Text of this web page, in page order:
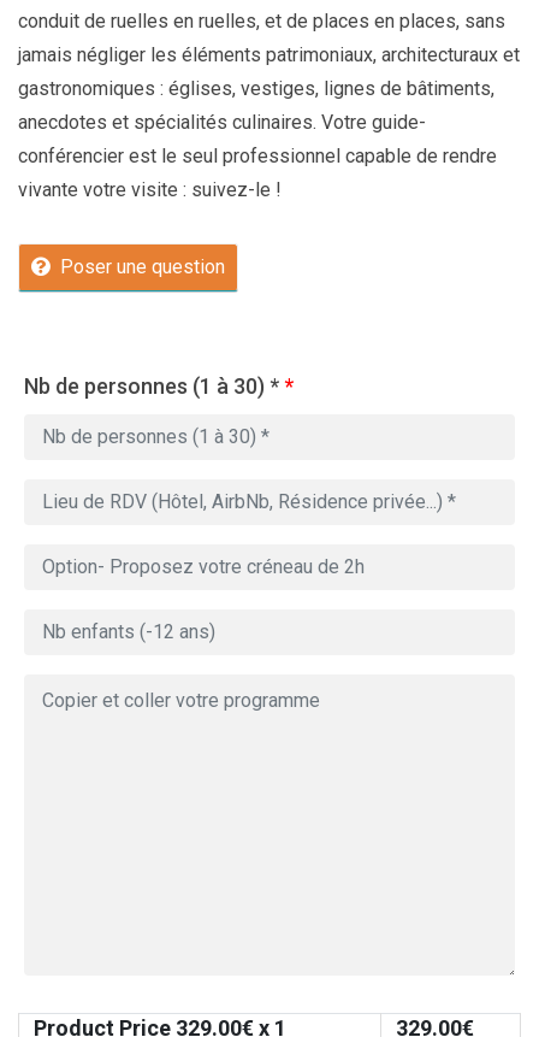
conduit de ruelles en ruelles, et de places en places, sans
jamais négliger les éléments patrimoniaux, architecturaux et
gastronomiques : églises, vestiges, lignes de bâtiments,
anecdotes et spécialités culinaires. Votre guide-
conférencier est le seul professionnel capable de rendre
vivante votre visite : suivez-le !
Poser une question
Nb de personnes (1 à 30) **
Product Price 329.00€ x 1 329.00€